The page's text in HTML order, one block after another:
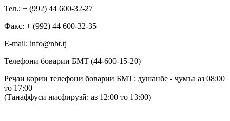
Тел.: + (992) 44 600-32-27
Факс: + (992) 44 600-32-35
Е-mail: info@nbt.tj
Телефони боварии БМТ (44-600-15-20)
Реҷаи кории телефони боварии БМТ: душанбе - ҷумъа аз 08:00
то 17:00
(Танаффуси нисфирӯзӣ: аз 12:00 то 13:00)